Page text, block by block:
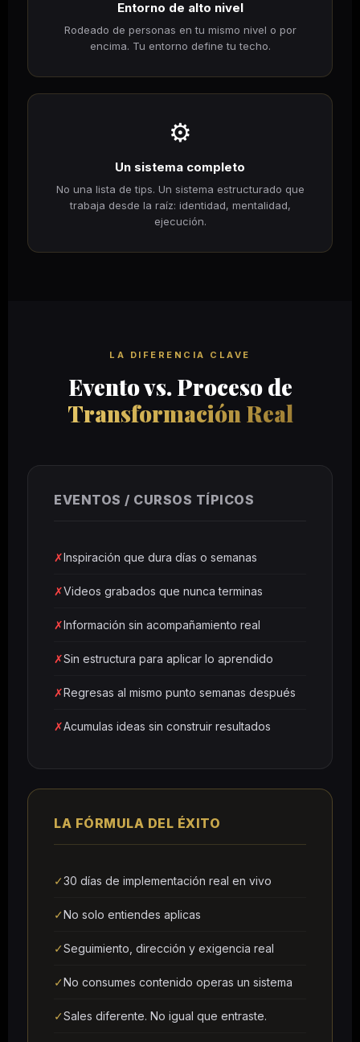
Entorno de alto nivel
Rodeado de personas en tu mismo nivel o por
encima. Tu entorno define tu techo.
⚙️
Un sistema completo
No una lista de tips. Un sistema estructurado que
trabaja desde la raíz: identidad, mentalidad,
ejecución.
LA DIFERENCIA CLAVE
Evento vs. Proceso de
Transformación Real
EVENTOS / CURSOS TÍPICOS
✗Inspiración que dura días o semanas
✗Videos grabados que nunca terminas
✗Información sin acompañamiento real
✗Sin estructura para aplicar lo aprendido
✗Regresas al mismo punto semanas después
✗Acumulas ideas sin construir resultados
LA FÓRMULA DEL ÉXITO
✓30 días de implementación real en vivo
✓No solo entiendes aplicas
✓Seguimiento, dirección y exigencia real
✓No consumes contenido operas un sistema
✓Sales diferente. No igual que entraste.